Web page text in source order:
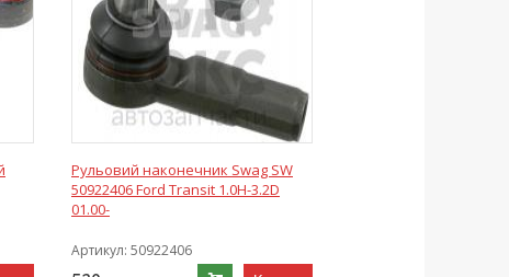
Рульовий наконечник Swag SW
50922406 Ford Transit 1.0H-3.2D
01.00-
Артикул: 50922406